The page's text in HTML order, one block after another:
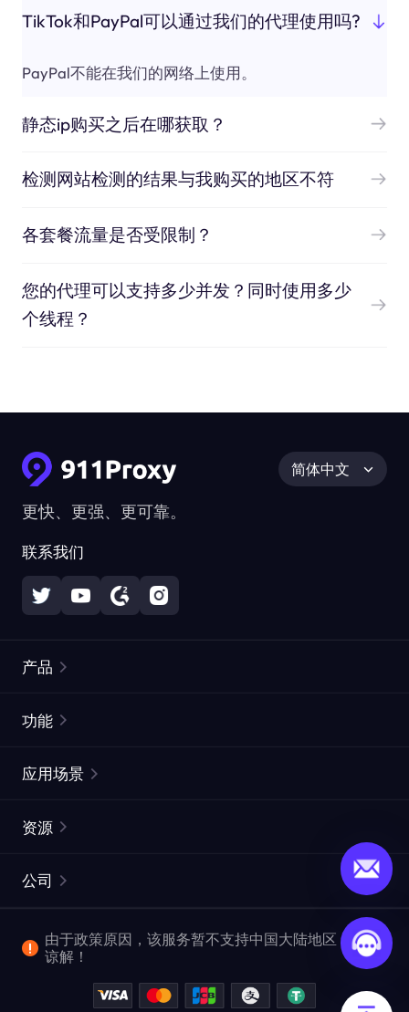
TikTok和PayPal可以通过我们的代理使用吗?
PayPal不能在我们的网络上使用。
静态ip购买之后在哪获取？
检测网站检测的结果与我购买的地区不符
各套餐流量是否受限制？
您的代理可以支持多少并发？同时使用多少
个线程？
更快、更强、更可靠。
联系我们
简体中文
产品
静态住宅代理
网页抓取 API
视频下载 API
功能
ISP代理
ProxySite
应用场景
市场研究
爬行和索引
查看全部使用场景
资源
常见问题解答
位置
公司
企业服务
反洗钱合规计划
由于政策原因，该服务暂不支持中国大陆地区，敬请
谅解！